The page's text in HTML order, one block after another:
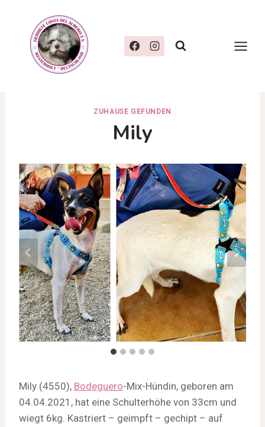
springen
ZUHAUSE GEFUNDEN
Mily
Mily (4550), Bodeguero-Mix-Hündin, geboren am
04.04.2021, hat eine Schulterhöhe von 33cm und
wiegt 6kg. Kastriert – geimpft – gechipt – auf